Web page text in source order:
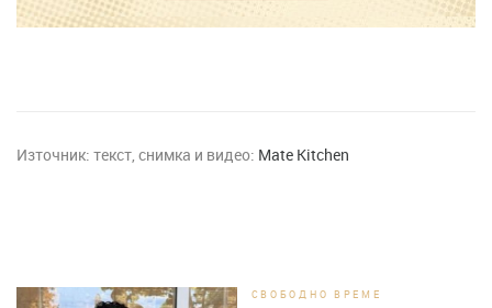
Източник: текст, снимка и видео: Mate Kitchen
СВОБОДНО ВРЕМЕ